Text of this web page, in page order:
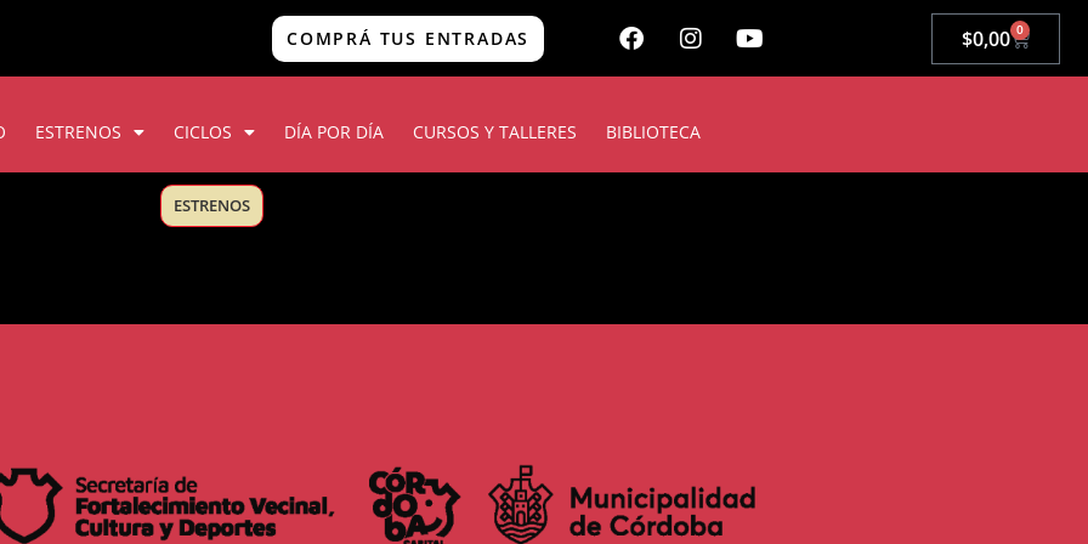
COMPRÁ TUS ENTRADAS $0,00 0
ESTRENOS CICLOS DÍA POR DÍA CURSOS Y TALLERES BIBLIOTECA
ESTRENOS